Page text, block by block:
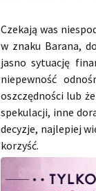
Czekają was
w znaku Barana,
jasno sytuację
niepewność
oszczędności lub
spekulacji, inne
decyzje, najlepiej
korzyść.